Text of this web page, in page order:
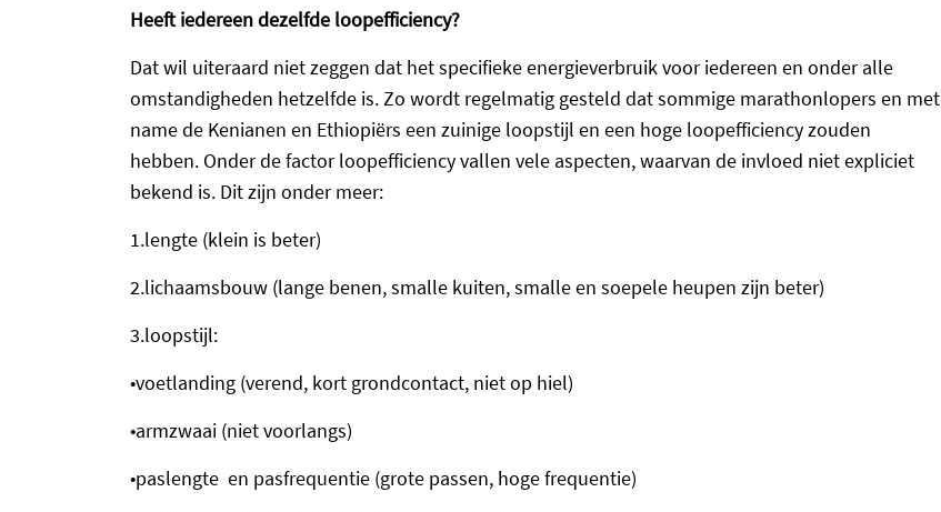
Heeft iedereen dezelfde loopefficiency?
Dat wil uiteraard niet zeggen dat het specifieke energieverbruik voor iedereen en onder alle
omstandigheden hetzelfde is. Zo wordt regelmatig gesteld dat sommige marathonlopers en met
name de Kenianen en Ethiopiërs een zuinige loopstijl en een hoge loopefficiency zouden
hebben. Onder de factor loopefficiency vallen vele aspecten, waarvan de invloed niet expliciet
bekend is. Dit zijn onder meer:
1.lengte (klein is beter)
2.lichaamsbouw (lange benen, smalle kuiten, smalle en soepele heupen zijn beter)
3.loopstijl:
•voetlanding (verend, kort grondcontact, niet op hiel)
•armzwaai (niet voorlangs)
•paslengte en pasfrequentie (grote passen, hoge frequentie)